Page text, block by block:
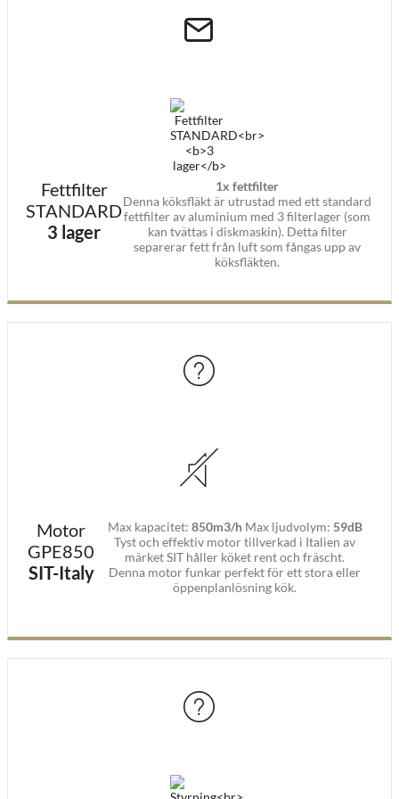
Köksfläkt och motor
Manual
2 års GARANTI
Fettfilter
STANDARD
3 lager
1x fettfilter
Denna köksfläkt är utrustad med ett standard
fettfilter av aluminium med 3 filterlager (som
kan tvättas i diskmaskin). Detta filter
separerar fett från luft som fångas upp av
köksfläkten.
Motor
GPE850
SIT-Italy
Max kapacitet: 850m3/hMax ljudvolym: 59dB
Tyst och effektiv motor tillverkad i Italien av
märket SIT håller köket rent och fräscht.
Denna motor funkar perfekt för ett stora eller
öppenplanlösning kök.